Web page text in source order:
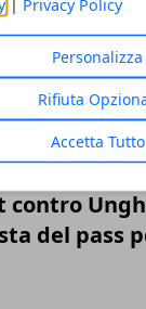
Privacy Policy
Personalizza
Rifiuta
Accetta Tutto
contro
del pass